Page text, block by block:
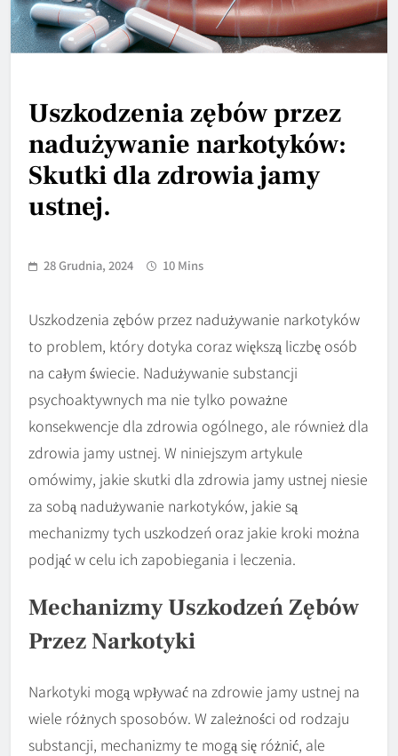
Uszkodzenia zębów przez
nadużywanie narkotyków:
Skutki dla zdrowia jamy
ustnej.
28 Grudnia, 2024 10 Mins
Uszkodzenia zębów przez nadużywanie narkotyków
to problem, który dotyka coraz większą liczbę osób
na całym świecie. Nadużywanie substancji
psychoaktywnych ma nie tylko poważne
konsekwencje dla zdrowia ogólnego, ale również dla
zdrowia jamy ustnej. W niniejszym artykule
omówimy, jakie skutki dla zdrowia jamy ustnej niesie
za sobą nadużywanie narkotyków, jakie są
mechanizmy tych uszkodzeń oraz jakie kroki można
podjąć w celu ich zapobiegania i leczenia.
Mechanizmy Uszkodzeń Zębów
Przez Narkotyki
Narkotyki mogą wpływać na zdrowie jamy ustnej na
wiele różnych sposobów. W zależności od rodzaju
substancji, mechanizmy te mogą się różnić, ale